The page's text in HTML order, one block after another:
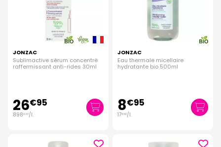
JONZAC
Sublimactive sérum concentré
raffermissant anti-rides 30ml
26€95
898€33/l.
JONZAC
Eau thermale micellaire
hydratante bio 500ml
8€95
17€90/l.